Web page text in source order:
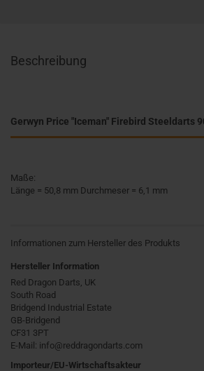
Beschreibung
Gerwyn Price "Iceman" Firebird Steeldarts
Maße:
Länge = 50,8 mm Durchmeser = 6,1 mm
Informationen zum Hersteller des Produkts
Hersteller Information
Red Dragon Darts, UK
South Road
Bridgend Industrial Estate
GB-Bridgend
CF31 3PT
E-Mail: info@reddragondarts.com
Importeur/EU-Wirtschaftsakteur